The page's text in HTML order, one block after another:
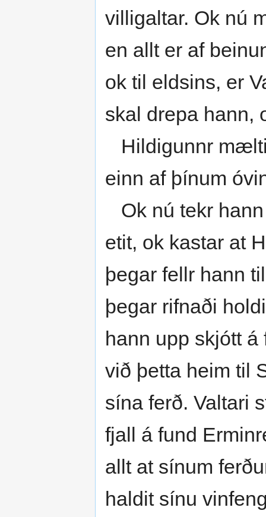
villigaltar. Ok nú
en allt er af
ok til eldsins, er
skal drepa hann,
Hildigunnr mælti
einn af þínum
Ok nú tekr
etit, ok kastar at
þegar fellr hann
þegar rifnaði
hann upp skjótt
við þetta heim til
sína ferð. Valtari
fjall á fund
allt at sínum
haldit sínu